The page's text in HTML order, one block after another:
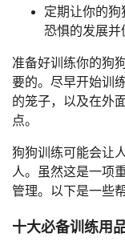
定期让你的
恐惧的发展并
准备好训练你的狗
要的。尽早开始训
的笼子，以及在外
点。
狗狗训练可能会让
人。虽然这是一项
管理。以下是一些
十大必备训练用